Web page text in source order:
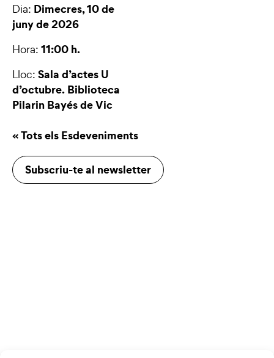
Dia: Dimecres, 10 de
juny de 2026
Hora: 11:00 h.
Lloc: Sala d’actes U
d’octubre. Biblioteca
Pilarin Bayés de Vic
« Tots els Esdeveniments
Subscriu-te al newsletter